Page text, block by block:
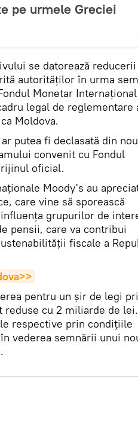
pe urmele Greciei
se datorează reducerii
autorităților în urma
Monetar
legal de reglementare
Moldova.
putea fi declasată din
convenit cu Fondul
oficial.
Moody's au
care vine să sporească
grupurilor de
pensii, care va contribui
fiscale a
pentru un șir de legi
cu 2 miliarde de lei.
respective prin condițiile
vederea semnării unui